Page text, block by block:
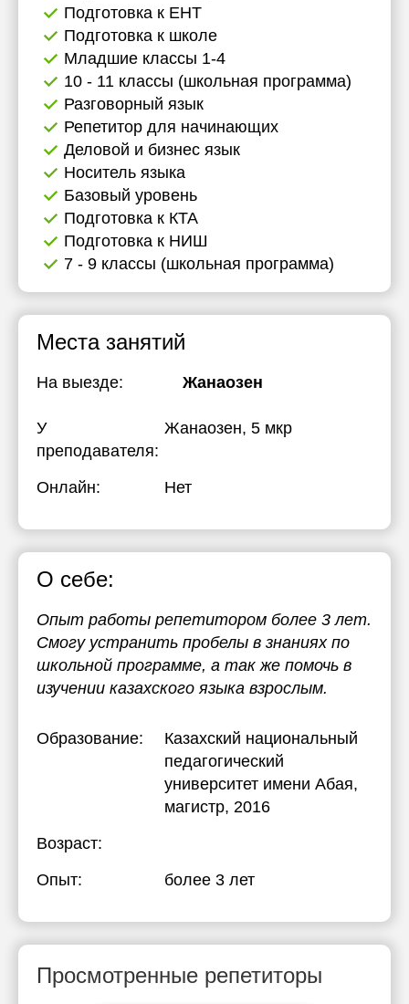
Подготовка к ЕНТ
Подготовка к школе
Младшие классы 1-4
10 - 11 классы (школьная программа)
Разговорный язык
Репетитор для начинающих
Деловой и бизнес язык
Носитель языка
Базовый уровень
Подготовка к КТА
Подготовка к НИШ
7 - 9 классы (школьная программа)
Места занятий
На выезде: Жанаозен
У
преподавателя:
Жанаозен, 5 мкр
Онлайн: Нет
О себе:
Опыт работы репетитором более 3 лет.
Смогу устранить пробелы в знаниях по
школьной программе, а так же помочь в
изучении казахского языка взрослым.
Образование:
Казахский национальный
педагогический
университет имени Абая,
магистр, 2016
Возраст:
Опыт:
более 3 лет
Просмотренные репетиторы